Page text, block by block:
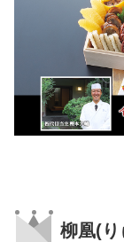
柳凰(り